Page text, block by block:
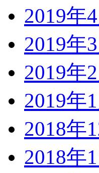
2019年4
2019年3
2019年2
2019年1
2018年
2018年